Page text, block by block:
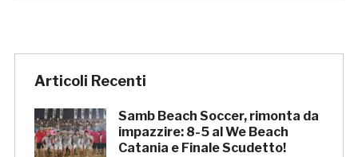
Articoli Recenti
Samb Beach Soccer, rimonta da
impazzire: 8-5 al We Beach
Catania e Finale Scudetto!